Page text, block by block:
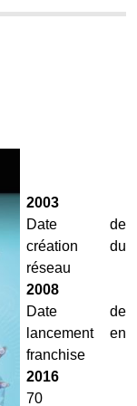
2003
Date de
création du
réseau
2008
Date de
lancement en
franchise
2016
70